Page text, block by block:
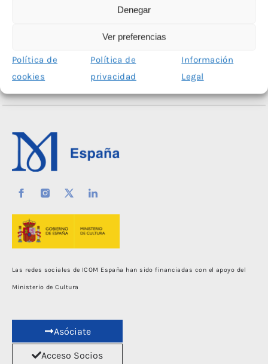
Denegar
Ver preferencias
Política de
cookies
Política de
privacidad
Información
Legal
VI Encuentro Actualidad en Museografía: crónica del
Las redes sociales de ICOM España han sido financiadas con el apoyo del
Ministerio de Cultura
Asóciate
Acceso Socios